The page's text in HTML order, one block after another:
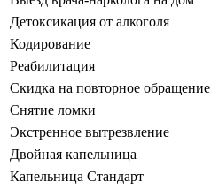
Детоксикация от алкоголя
Кодирование
Реабилитация
Скидка на повторное обращение
Снятие ломки
Экстренное вытрезвление
Двойная капельница
Капельница Стандарт